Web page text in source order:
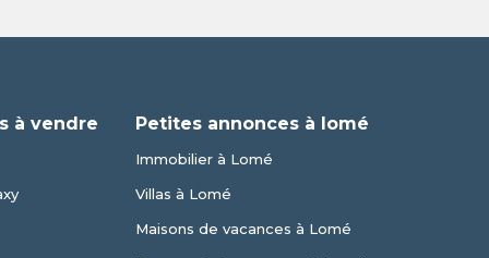
à vendre Petites annonces à lomé
Immobilier à Lomé
Villas à Lomé
Maisons de vacances à Lomé